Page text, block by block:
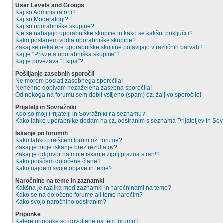
User Levels and Groups
Kaj so Administratorji?
Kaj so Moderatorji?
Kaj so uporabniške skupine?
Kje se nahajajo uporabniške skupine in kako se kakšni priključiti?
Kako postanem vodja uporabniške skupine?
Zakaj se nekatere uporabniške skupine pojavljajo v različnih barvah?
Kaj je "Privzeta uporabniška skupina"?
Kaj je povezava "Ekipa"?
Pošiljanje zasebnih sporočil
Ne morem poslati zasebnega sporočila!
Nenehno dobivam nezaželena zasebna sporočila!
Od nekoga na forumu sem dobil vsiljeno (spam) oz. žaljivo sporočilo!
Prijatelji in Sovražniki
Kdo so moji Prijatelji in Sovražniki na seznamu?
Kako lahko uporabnike dodam na oz. odstranim s seznama Prijateljev in
Iskanje po forumih
Kako lahko preiščem forum oz. forume?
Zakaj je moje iskanje brez rezultatov?
Zakaj je odgovor na moje iskanje zgolj prazna stran!?
Kako poiščem določene člane?
Kako najdem svoje objave in teme?
Naročnine na teme in zaznamki
Kakšna je razlika med zaznamki in naročninami na teme?
Kako se na določene forume ali teme naročim?
Kako svojo naročnino odstranim?
Priponke
Katere priponke so dovoljene na tem forumu?